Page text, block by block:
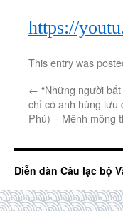
https://
This entry was
← “Những người
chỉ có anh hùng lưu
Phú) – Mênh mông
Diễn đàn Câu lạc bộ